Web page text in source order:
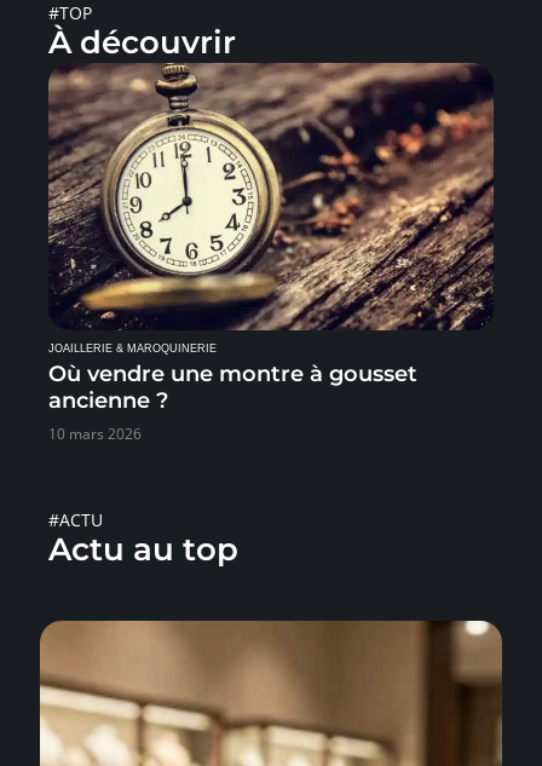
#TOP
À découvrir
JOAILLERIE & MAROQUINERIE
Où vendre une montre à gousset
ancienne ?
10 mars 2026
#ACTU
Actu au top